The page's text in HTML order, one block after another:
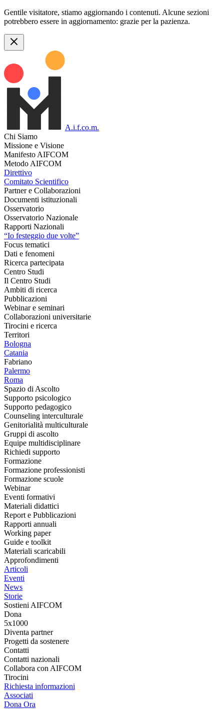
Gentile visitatore, stiamo aggiornando i contenuti. Alcune sezioni
potrebbero essere in aggiornamento: grazie per la pazienza.
A.i.f.co.m.
Chi Siamo
Missione e Visione
Manifesto AIFCOM
Metodo AIFCOM
Direttivo
Comitato Scientifico
Partner e Collaborazioni
Documenti istituzionali
Osservatorio
Osservatorio Nazionale
Rapporti Nazionali
“Io festeggio due volte”
Focus tematici
Dati e fenomeni
Ricerca partecipata
Centro Studi
Il Centro Studi
Ambiti di ricerca
Pubblicazioni
Webinar e seminari
Collaborazioni universitarie
Tirocini e ricerca
Territori
Bologna
Catania
Fabriano
Palermo
Roma
Spazio di Ascolto
Supporto psicologico
Supporto pedagogico
Counseling interculturale
Genitorialità multiculturale
Gruppi di ascolto
Equipe multidisciplinare
Richiedi supporto
Formazione
Formazione professionisti
Formazione scuole
Webinar
Eventi formativi
Materiali didattici
Report e Pubblicazioni
Rapporti annuali
Working paper
Guide e toolkit
Materiali scaricabili
Approfondimenti
Articoli
Eventi
News
Storie
Sostieni AIFCOM
Dona
5x1000
Diventa partner
Progetti da sostenere
Contatti
Contatti nazionali
Collabora con AIFCOM
Tirocini
Richiesta informazioni
Associati
Dona Ora